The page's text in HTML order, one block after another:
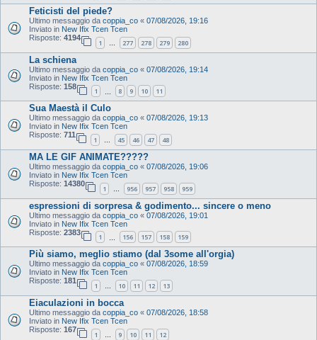
Feticisti del piede?
Ultimo messaggio da coppia_co « 07/08/2026, 19:16
Inviato in New Ifix Tcen Tcen
Risposte: 4194
1 … 277 278 279 280
La schiena
Ultimo messaggio da coppia_co « 07/08/2026, 19:14
Inviato in New Ifix Tcen Tcen
Risposte: 158
1 8 9 10 11
Sua Maestà il Culo
Ultimo messaggio da coppia_co « 07/08/2026, 19:13
Inviato in New Ifix Tcen Tcen
Risposte: 711
1 … 45 46 47 48
MA LE GIF ANIMATE?????
Ultimo messaggio da coppia_co « 07/08/2026, 19:06
Inviato in New Ifix Tcen Tcen
Risposte: 14380
1 … 956 957 958 959
espressioni di sorpresa & godimento... sincere o meno
Ultimo messaggio da coppia_co « 07/08/2026, 19:01
Inviato in New Ifix Tcen Tcen
Risposte: 2383
1 156 157 158 159
Più siamo, meglio stiamo (dal 3some all'orgia)
Ultimo messaggio da coppia_co « 07/08/2026, 18:59
Inviato in New Ifix Tcen Tcen
Risposte: 181
1 … 10 11 12 13
Eiaculazioni in bocca
Ultimo messaggio da coppia_co « 07/08/2026, 18:58
Inviato in New Ifix Tcen Tcen
Risposte: 167
1 9 10 11 12